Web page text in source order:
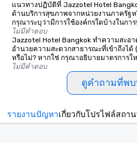
แนวทางปฏิบัติที่ Jazzotel Hotel
ด้านบริการสุขภาพจากหน่วยงานภาครัฐห
กรุณาระบุว่ามีการใช้องค์กรใดบ้างในก
ไม่มีคำตอบ
Jazzotel Hotel Bangkok ทำความสะอ
อำนวยความสะดวกสาธารณะที่เข้าถึงได้
หรือไม่? หากใช่ กรุณาอธิบายมาตรการใ
ไม่มีคำตอบ
ดูคำถามที่พ
รายงานปัญหาเกี่ยวกับโปรไฟล์สถา